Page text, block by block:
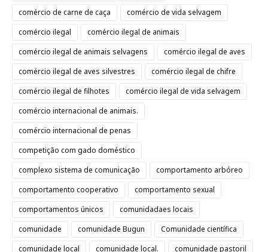
comércio de carne de caça
comércio de vida selvagem
comércio ilegal
comércio ilegal de animais
comércio ilegal de animais selvagens
comércio ilegal de aves
comércio ilegal de aves silvestres
comércio ilegal de chifre
comércio ilegal de filhotes
comércio ilegal de vida selvagem
comércio internacional de animais.
comércio internacional de penas
competição com gado doméstico
complexo sistema de comunicação
comportamento arbóreo
comportamento cooperativo
comportamento sexual
comportamentos únicos
comunidadaes locais
comunidade
comunidade Bugun
Comunidade científica
comunidade local
comunidade local.
comunidade pastoril